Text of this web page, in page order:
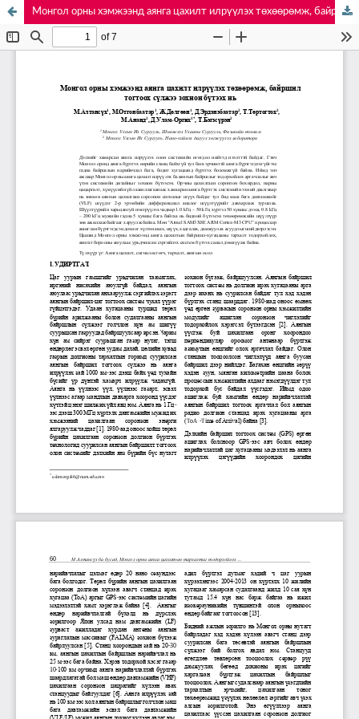
Монгол орны хэмжээнд аянга цахилт илрүүлэх төхөөрөмж, байршил тогтоох сүлжээ зохион бүтээх нь